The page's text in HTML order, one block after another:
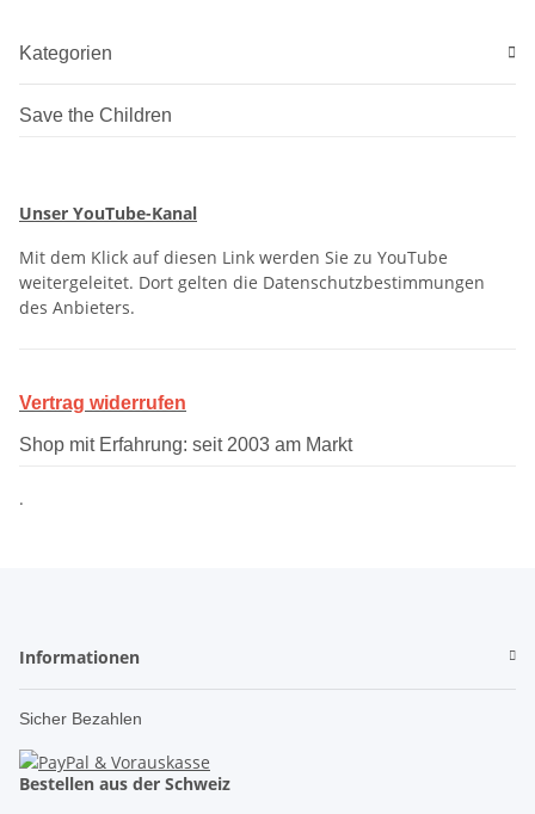
Kategorien
Save the Children
Unser YouTube-Kanal
Mit dem Klick auf diesen Link werden Sie zu YouTube
weitergeleitet. Dort gelten die Datenschutzbestimmungen
des Anbieters.
Vertrag widerrufen
Shop mit Erfahrung: seit 2003 am Markt
.
Informationen
Sicher Bezahlen
Bestellen aus der Schweiz